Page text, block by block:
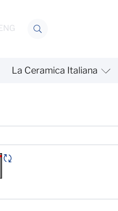
ENG
La Ceramica Italiana